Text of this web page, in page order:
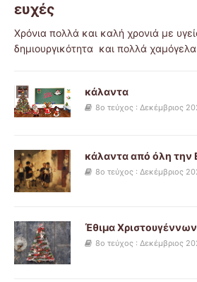
ευχές
Χρόνια πολλά και καλή χρονιά με
δημιουργικότητα και πολλά
κάλαντα
8ο τεύχος : Δεκέμβριος
κάλαντα από όλη την
8ο τεύχος : Δεκέμβριος
Έθιμα
8ο τεύχος : Δεκέμβριος